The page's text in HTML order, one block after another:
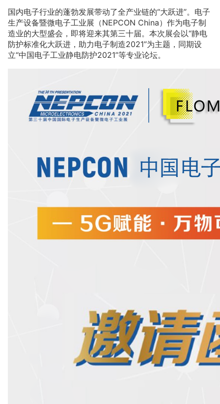
国内电子行业的蓬勃发展带动了全产业链的“大跃进”。电子
生产设备暨微电子工业展（NEPCON China）作为电子制
造业的大型盛会，即将迎来其第三十届。本次展会以“静电
防护标准化大跃进，助力电子制造2021”为主题，同期设
立“中国电子工业静电防护2021”等专业论坛。